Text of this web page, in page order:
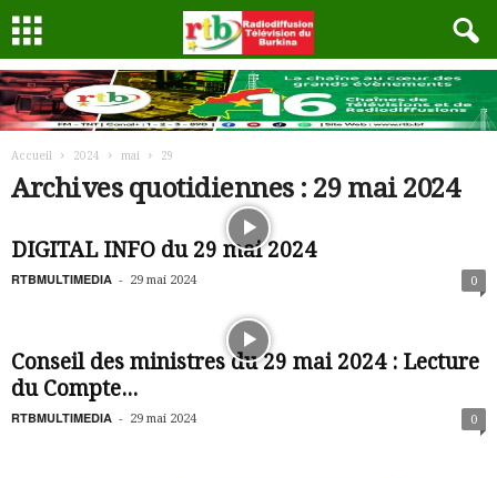
Accueil 2024 mai 29
Archives quotidiennes : 29 mai 2024
DIGITAL INFO du 29 mai 2024
RTBMULTIMEDIA - 29 mai 2024 0
Conseil des ministres du 29 mai 2024 : Lecture
du Compte...
RTBMULTIMEDIA - 29 mai 2024 0